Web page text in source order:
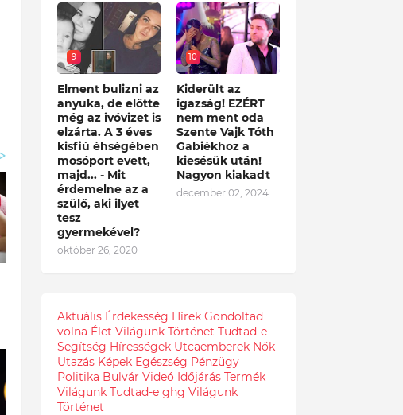
9
Elment bulizni az
anyuka, de előtte
még az ivóvizet is
elzárta. A 3 éves
kisfiú éhségében
mosóport evett,
majd... - Mit
érdemelne az a
szülő, aki ilyet
tesz
gyermekével?
október 26, 2020
10
Kiderült az
igazság! EZÉRT
nem ment oda
Szente Vajk Tóth
Gabiékhoz a
kiesésük után!
Nagyon kiakadt
december 02, 2024
Aktuális Érdekesség Hírek Gondoltad
volna Élet Világunk Történet Tudtad-e
Segítség Hírességek Utcaemberek Nők
Utazás Képek Egészség Pénzügy
Politika Bulvár Videó Időjárás Termék
Világunk Tudtad-e ghg Világunk
Történet